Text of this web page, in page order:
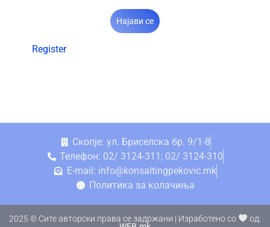
Најави се
Register
Скопје: ул. Бриселска бр. 9/1-8
Телефон: 02/ 3124-311; 02/ 3124-310
E-mail: info@konsaltingpekovic.mk
Политика за колачиња
2025 © Сите авторски права се задржани | Изработено со
од: